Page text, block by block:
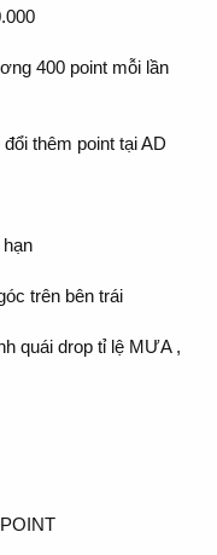
400 point mỗi lần
thêm point tại AD
trên bên trái
quái drop tỉ lệ MƯA ,